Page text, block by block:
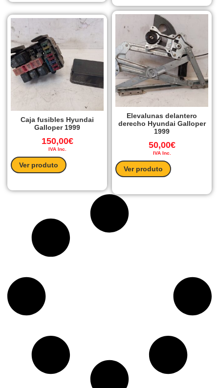
Caja fusibles Hyundai
Galloper 1999
150,00€
IVA Inc.
Ver produto
Elevalunas delantero
derecho Hyundai Galloper
1999
50,00€
IVA Inc.
Ver produto